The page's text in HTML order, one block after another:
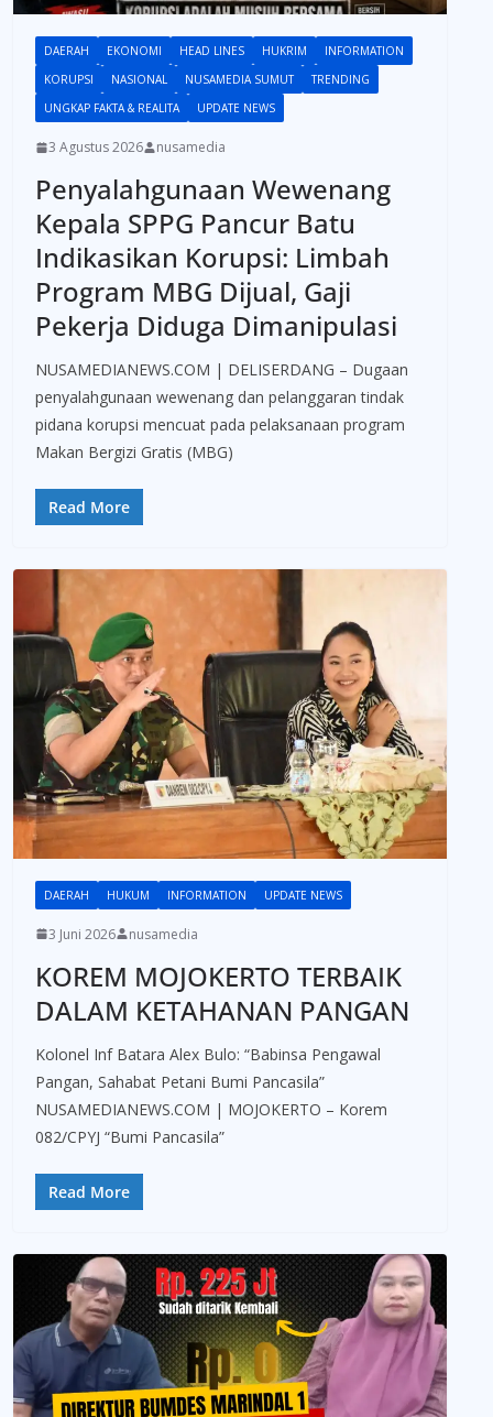
DAERAH EKONOMI HEAD LINES HUKRIM
INFORMATION
KORUPSI
NASIONAL NUSAMEDIA SUMUT
TRENDING
UNGKAP FAKTA & REALITA
UPDATE NEWS
3 Agustus 2026 nusamedia
Penyalahgunaan Wewenang
Kepala SPPG Pancur Batu
Indikasikan Korupsi: Limbah
Program MBG Dijual, Gaji
Pekerja Diduga Dimanipulasi
NUSAMEDIANEWS.COM | DELISERDANG – Dugaan
penyalahgunaan wewenang dan pelanggaran tindak
pidana korupsi mencuat pada pelaksanaan program
Makan Bergizi Gratis (MBG)
Read More
DAERAH HUKUM INFORMATION UPDATE NEWS
3 Juni 2026 nusamedia
KOREM MOJOKERTO TERBAIK
DALAM KETAHANAN PANGAN
Kolonel Inf Batara Alex Bulo: “Babinsa Pengawal
Pangan, Sahabat Petani Bumi Pancasila”
NUSAMEDIANEWS.COM | MOJOKERTO – Korem
082/CPYJ “Bumi Pancasila”
Read More